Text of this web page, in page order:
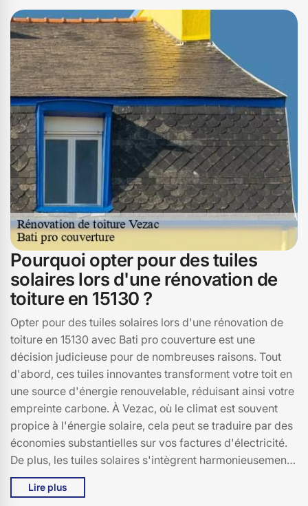
Pourquoi opter pour des tuiles
solaires lors d'une rénovation de
toiture en 15130 ?
Opter pour des tuiles solaires lors d'une rénovation de
toiture en 15130 avec Bati pro couverture est une
décision judicieuse pour de nombreuses raisons. Tout
d'abord, ces tuiles innovantes transforment votre toit en
une source d'énergie renouvelable, réduisant ainsi votre
empreinte carbone. À Vezac, où le climat est souvent
propice à l'énergie solaire, cela peut se traduire par des
économies substantielles sur vos factures d'électricité.
De plus, les tuiles solaires s'intègrent harmonieusement
à l'esthétique de votre maison, sans compromettre son
apparence. Chez Bati pro couverture, nous savons à
Lire plus